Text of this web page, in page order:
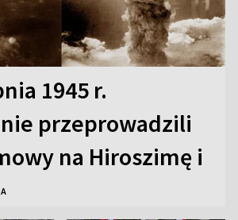
1945 r.
przeprowadzili
na Hiroszimę i